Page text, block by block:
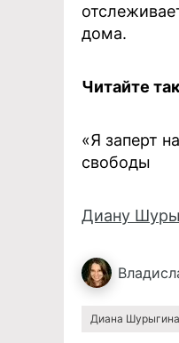
дома.
Читайте
«Я заперт
свободы
Диану
Диана Шурыгина